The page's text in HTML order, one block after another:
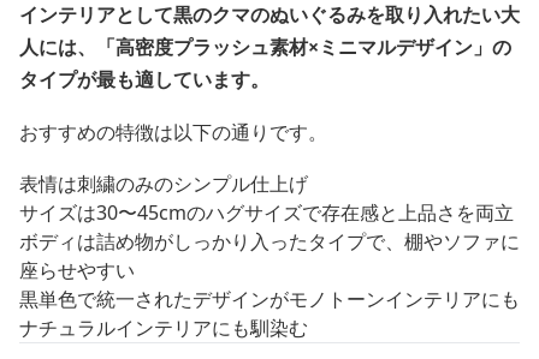
インテリアとして黒のクマのぬいぐるみを取り入れたい大
人には、「高密度プラッシュ素材×ミニマルデザイン」の
タイプが最も適しています。
おすすめの特徴は以下の通りです。
表情は刺繍のみのシンプル仕上げ
サイズは30〜45cmのハグサイズで存在感と上品さを両立
ボディは詰め物がしっかり入ったタイプで、棚やソファに
座らせやすい
黒単色で統一されたデザインがモノトーンインテリアにも
ナチュラルインテリアにも馴染む